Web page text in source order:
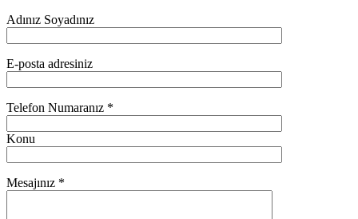
Adınız Soyadınız
E-posta adresiniz
Telefon Numaranız *
Konu
Mesajınız *